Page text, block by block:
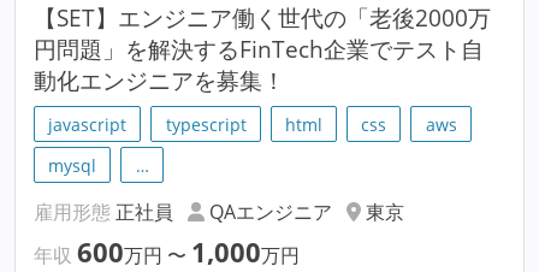
【SET】エンジニア働く世代の「老後2000万
円問題」を解決するFinTech企業でテスト自
動化エンジニアを募集！
javascript typescript html css
aws
mysql
…
雇用形態 正社員 QAエンジニア
東京
年収 600万円 〜 1,000万円